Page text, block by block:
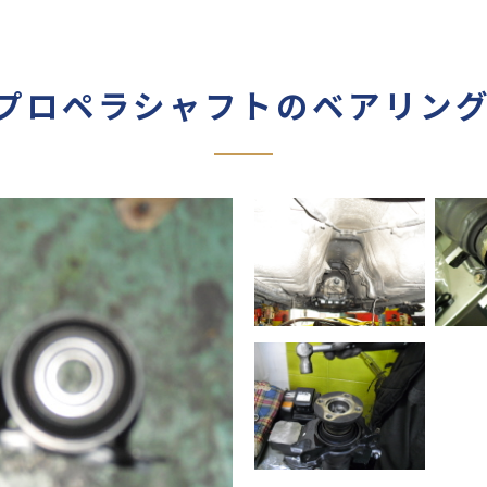
ロペラシャフトのベアリン